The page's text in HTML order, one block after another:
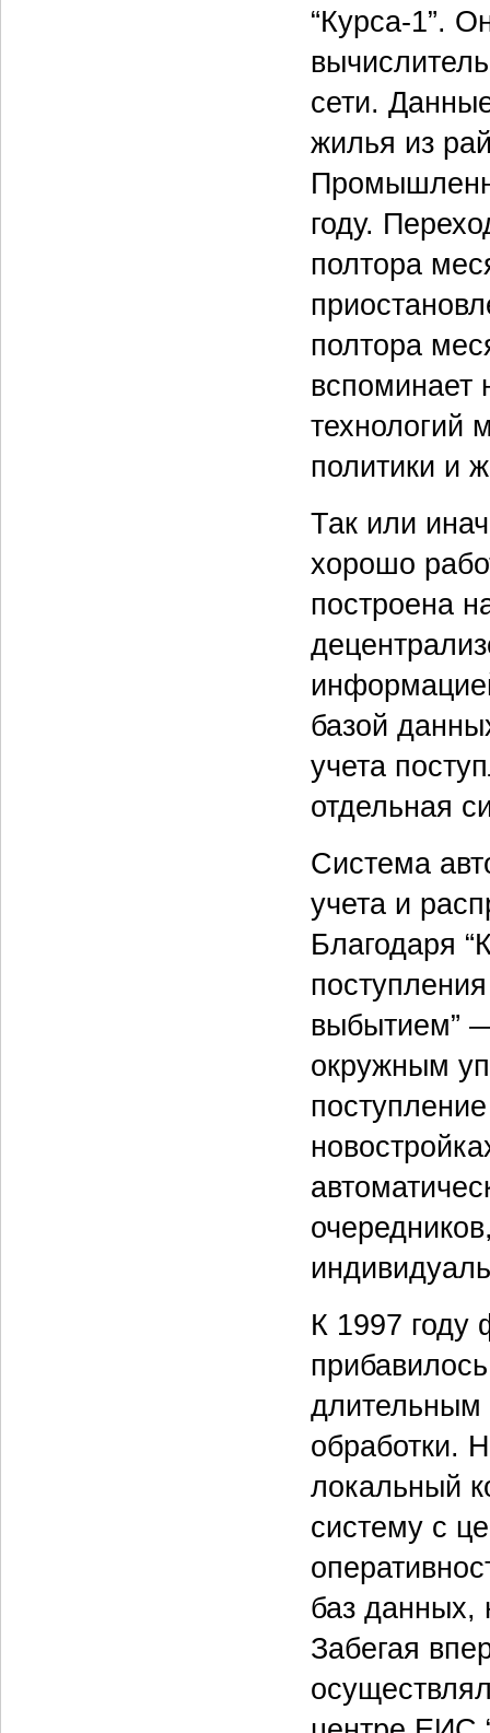
“Курса-1”.
сети.
жилья из
году.
полтора
полтора
вспоминает
технологий
политики и
Так или
хорошо
построена
базой
учета
отдельная
Система
учета и
Благодаря
выбытием”
окружным
К 1997 году
длительным
обработки.
локальный
систему с
баз данных,
Забегая